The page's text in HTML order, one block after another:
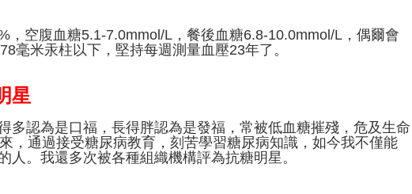
，空腹血糖5.1-7.0mmol/L，餐後血糖6.8-10.0mmol/L，偶爾會
毫米汞柱以下，堅持每週測量血壓23年了。
星
多認為是口福，長得胖認為是發福，常被低血糖摧殘，危及生命
，通過接受糖尿病教育，刻苦學習糖尿病知識，如今我不僅能
人。我還多次被各種組織機構評為抗糖明星。